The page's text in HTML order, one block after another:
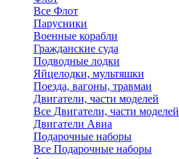
Все Флот
Парусники
Военные корабли
Гражданские суда
Подводные лодки
Яйцелодки, мультяшки
Поезда, вагоны, травмаи
Двигатели, части моделей
Все Двигатели, части моделей
Двигатели Авиа
Подарочные наборы
Все Подарочные наборы